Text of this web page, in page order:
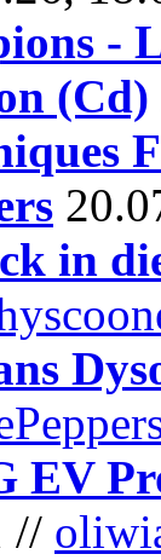
-
(Cd)
in
EV
//